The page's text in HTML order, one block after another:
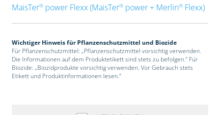
MaisTer®power Flexx (MaisTer®power + Merlin®Flexx)
Wichtiger Hinweis für Pflanzenschutzmittel und Biozide
Für Pflanzenschutzmittel: „Pflanzenschutzmittel vorsichtig verwenden.
Die Informationen auf dem Produktetikett sind stets zu befolgen.“ Für
Biozide: „Biozidprodukte vorsichtig verwenden. Vor Gebrauch stets
Etikett und Produktinformationen lesen.“